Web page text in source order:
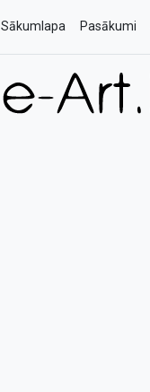
Sākumlapa Pasākumi